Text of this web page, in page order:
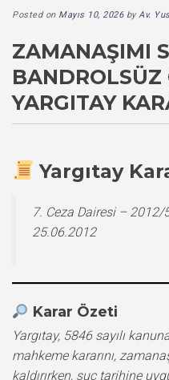
Posted on Mayıs 10, 2026byAv.
ZAMANAŞIMI
BANDROLSÜZ
YARGITAY
Yargıtay
7. Ceza Dairesi –
25.06.2012
Karar Özeti
Yargıtay, 5846 sayılı
mahkeme kararını,
kaldırırken, suç tarihine